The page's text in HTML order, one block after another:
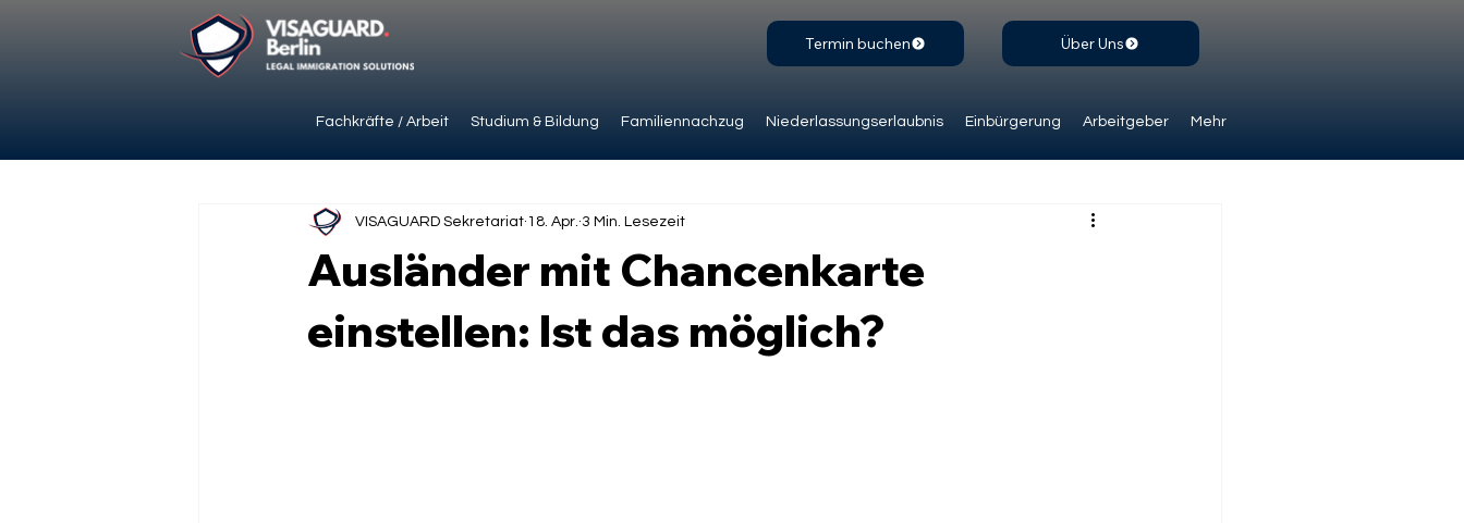
Fachkräfte / Arbeit Studium & Bildung Familiennachzug Niederlassungserlaubnis Einbürgerung Arbeitgeber Mehr
Termin buchen Über Uns
Ausländer mit Chancenkarte
einstellen: Ist das möglich?
VISAGUARD Sekretariat 18. Apr. 3 Min. Lesezeit